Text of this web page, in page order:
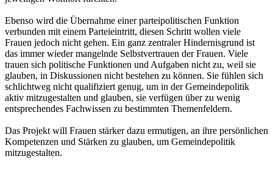
Ebenso wird die Übernahme einer parteipolitischen Funktion
verbunden mit einem Parteieintritt, diesen Schritt wollen viele
Frauen jedoch nicht gehen. Ein ganz zentraler Hindernisgrund ist
das immer wieder mangelnde Selbstvertrauen der Frauen. Viele
trauen sich politische Funktionen und Aufgaben nicht zu, weil sie
glauben, in Diskussionen nicht bestehen zu können. Sie fühlen sich
schlichtweg nicht qualifiziert genug, um in der Gemeindepolitik
aktiv mitzugestalten und glauben, sie verfügen über zu wenig
entsprechendes Fachwissen zu bestimmten Themenfeldern.
Das Projekt will Frauen stärker dazu ermutigen, an ihre persönlichen
Kompetenzen und Stärken zu glauben, um Gemeindepolitik
mitzugestalten.